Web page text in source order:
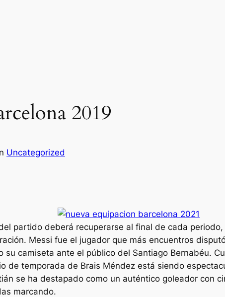
2019
Uncategorized
partido deberá recuperarse al final de cada
Messi fue el jugador que más encuentros
su camiseta ante el público del Santiago Bernabéu.
de temporada de Brais Méndez está siendo
se ha destapado como un auténtico goleador con
marcando.